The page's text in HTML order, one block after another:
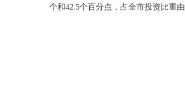
个和42.5个百分点，占全市投资比重由